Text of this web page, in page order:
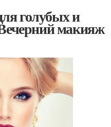
голубых и
макияж